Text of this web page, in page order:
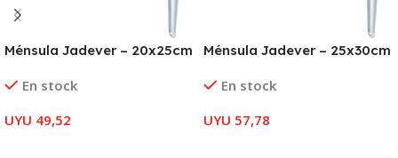
Ménsula Jadever – 20x25cm
En stock
UYU 49,52
Ménsula Jadever – 25x30cm
En stock
UYU 57,78